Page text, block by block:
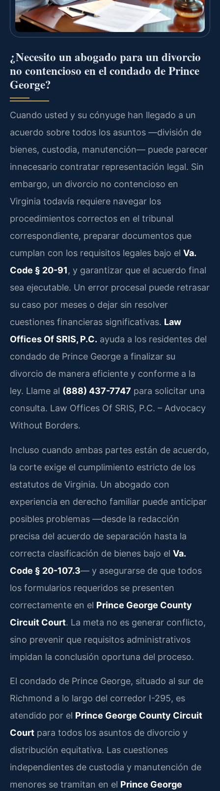
¿Necesito un abogado para un divorcio
no contencioso en el condado de Prince
George?
Cuando usted y su cónyuge han llegado a un
acuerdo sobre todos los asuntos —división de
bienes, custodia, manutención— puede parecer
innecesario contratar representación legal. Sin
embargo, un divorcio no contencioso en
Virginia todavía requiere navegar los
procedimientos correctos en el tribunal
correspondiente, preparar documentos que
cumplan con los requisitos legales bajo el Va.
Code § 20-91, y garantizar que el acuerdo final
sea ejecutable. Un error procesal puede retrasar
su caso por meses o dejar sin resolver
cuestiones financieras significativas. Law
Offices Of SRIS, P.C. ayuda a los residentes del
condado de Prince George a finalizar su
divorcio de manera eficiente y conforme a la
ley. Llame al (888) 437-7747 para solicitar una
consulta. Law Offices Of SRIS, P.C. – Advocacy
Without Borders.
Incluso cuando ambas partes están de acuerdo,
la corte exige el cumplimiento estricto de los
estatutos de Virginia. Un abogado con
experiencia en derecho familiar puede anticipar
posibles problemas —desde la redacción
precisa del acuerdo de separación hasta la
correcta clasificación de bienes bajo el Va.
Code § 20-107.3— y asegurarse de que todos
los formularios requeridos se presenten
correctamente en el Prince George County
Circuit Court. La meta no es generar conflicto,
sino prevenir que requisitos administrativos
impidan la conclusión oportuna del proceso.
El condado de Prince George, situado al sur de
Richmond a lo largo del corredor I-295, es
atendido por el Prince George County Circuit
Court para todos los asuntos de divorcio y
distribución equitativa. Las cuestiones
independientes de custodia y manutención de
menores se tramitan en el Prince George